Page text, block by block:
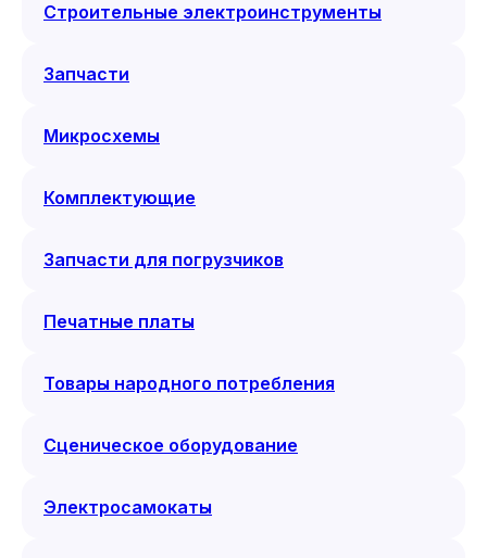
Строительные электроинструменты
Запчасти
Микросхемы
Комплектующие
Запчасти для погрузчиков
Печатные платы
Товары народного потребления
Сценическое оборудование
Электросамокаты